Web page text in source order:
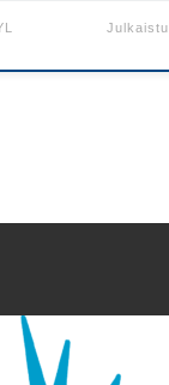
Julkaistu